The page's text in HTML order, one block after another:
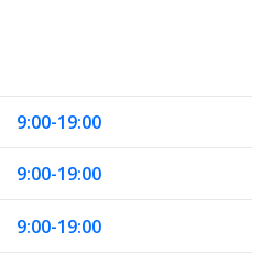
9:00-19:00
9:00-19:00
9:00-19:00